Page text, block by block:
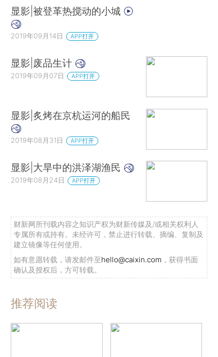
显影|被登革热搅动的小城
2019年09月14日 APP打开
显影|废品生计
2019年09月07日 APP打开
显影|炙烤在京杭运河的船民
2019年08月31日 APP打开
显影|大旱中的洪泽湖渔民
2019年08月24日 APP打开
财新网所刊载内容之知识产权为财新传媒及/或相关权利人
专属所有或持有。未经许可，禁止进行转载、摘编、复制及
建立镜像等任何使用。
如有意愿转载，请发邮件至hello@caixin.com ，获得书面
确认及授权后，方可转载。
推荐阅读